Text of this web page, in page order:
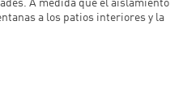
A medida que el aislamiento
a los patios interiores y la